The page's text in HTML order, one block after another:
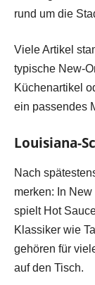
rund um die
Viele Artikel
typische New-
Küchenartikel
ein passendes
Louisiana-
Nach
merken: In
spielt Hot
Klassiker wie
gehören für
auf den Tisch.